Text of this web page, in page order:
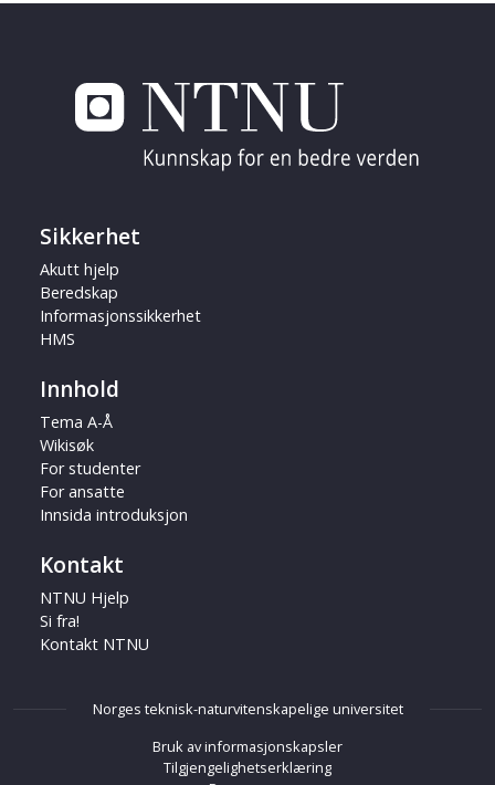
Sikkerhet
Akutt hjelp
Beredskap
Informasjonssikkerhet
HMS
Innhold
Tema A-Å
Wikisøk
For studenter
For ansatte
Innsida introduksjon
Kontakt
NTNU Hjelp
Si fra!
Kontakt NTNU
Norges teknisk-naturvitenskapelige universitet
Bruk av informasjonskapsler
Tilgjengelighetserklæring